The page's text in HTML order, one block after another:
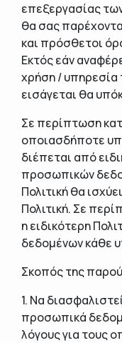
επεξεργασίας
θα σας
και πρόσθετοι
Εκτός εάν
χρήση / υπηρεσία
εισάγεται θα
Σε περίπτωση
οποιασδήποτε
διέπεται από
προσωπικών
Πολιτική θα
Πολιτική. Σε
η ειδικότερη
δεδομένων κάθε
Σκοπός της
1. Να
προσωπικά
λόγους για τους